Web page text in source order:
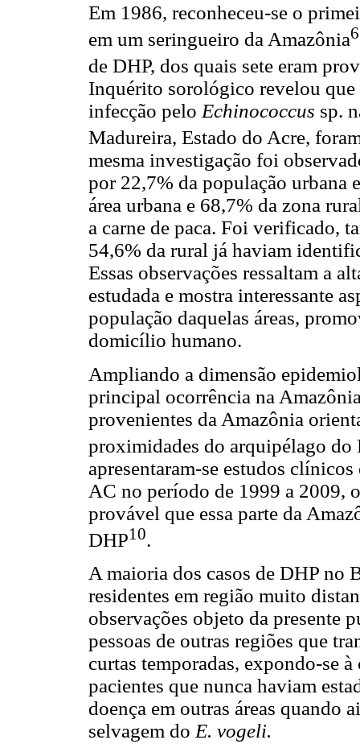
Em 1986, reconheceu-se o
em um seringueiro da Amazônia6
de DHP, dos quais sete eram
Inquérito sorológico revelou
infecção pelo Echinococcus sp.
Madureira, Estado do Acre,
mesma investigação foi
por 22,7% da população urbana
área urbana e 68,7% da zona
a carne de paca. Foi verificado,
54,6% da rural já haviam
Essas observações ressaltam a
estudada e mostra interessante
população daquelas áreas,
domicílio humano.
Ampliando a dimensão
principal ocorrência na
provenientes da Amazônia
proximidades do arquipélago do
apresentaram-se estudos
AC no período de 1999 a 2009,
provável que essa parte da
DHP10.
A maioria dos casos de DHP no
residentes em região muito
observações objeto da presente
pessoas de outras regiões que
curtas temporadas, expondo-se
pacientes que nunca haviam
doença em outras áreas
selvagem do E. vogeli.